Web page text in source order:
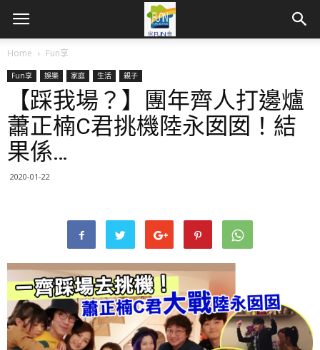
Home Fun享
Fun享 娛樂 家庭 生活 親子
【踩我場？】團年齊人打邊爐
蕭正楠C君挑機陸永囡囡！結
果係…
2020-01-22